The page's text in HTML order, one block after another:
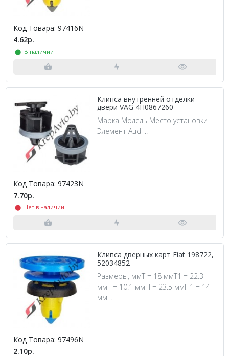
Код Товара: 97416N
4.62р.
⬤ В наличии
Клипса внутренней отделки
двери VAG 4H0867260
Марка Модель Место установки
Элемент Audi ..
Код Товара: 97423N
7.70р.
⬤ Нет в наличии
Клипса дверных карт Fiat 198722,
52034852
Размеры, ммT = 18 ммT1 = 22.3
ммF = 10.1 ммH = 23.5 ммH1 = 14
мм ..
Код Товара: 97496N
2.10р.